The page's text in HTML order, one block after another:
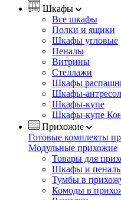
Шкафы
Все шкафы
Полки и ящики
Шкафы угловые
Пеналы
Витрины
Стеллажи
Шкафы
Шкафы-
Шкафы-купе
Шкафы-купе
Прихожие
Готовые комплекты
Модульные прихожие
Товары для
Шкафы и
Тумбы в
Комоды в